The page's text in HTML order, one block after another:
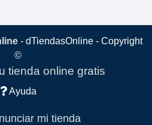
- dTiendasOnline - Copyright
©
tienda online gratis
Ayuda
mi tienda